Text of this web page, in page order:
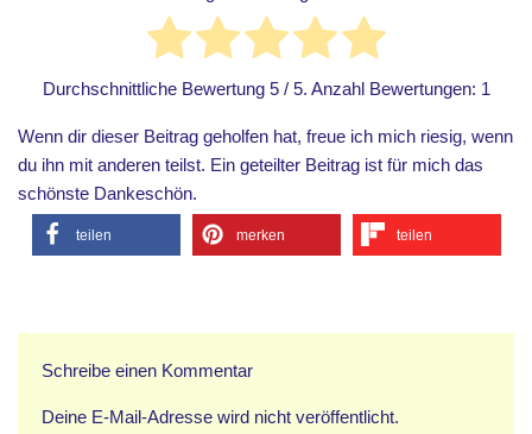
Durchschnittliche Bewertung 5/ 5. Anzahl Bewertungen: 1
Wenn dir dieser Beitrag geholfen hat, freue ich mich riesig, wenn
du ihn mit anderen teilst. Ein geteilter Beitrag ist für mich das
schönste Dankeschön.
teilen merken teilen
Schreibe einen Kommentar
Deine E-Mail-Adresse wird nicht veröffentlicht.